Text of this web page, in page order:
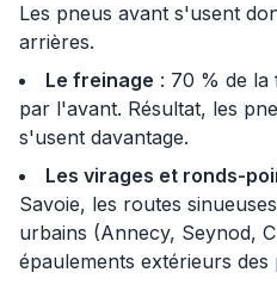
Les pneus avant s'usent
arrières.
Le freinage : 70 % de la
par l'avant. Résultat, les
s'usent davantage.
Les virages et ronds-
Savoie, les routes
urbains (Annecy, Seynod,
épaulements extérieurs des